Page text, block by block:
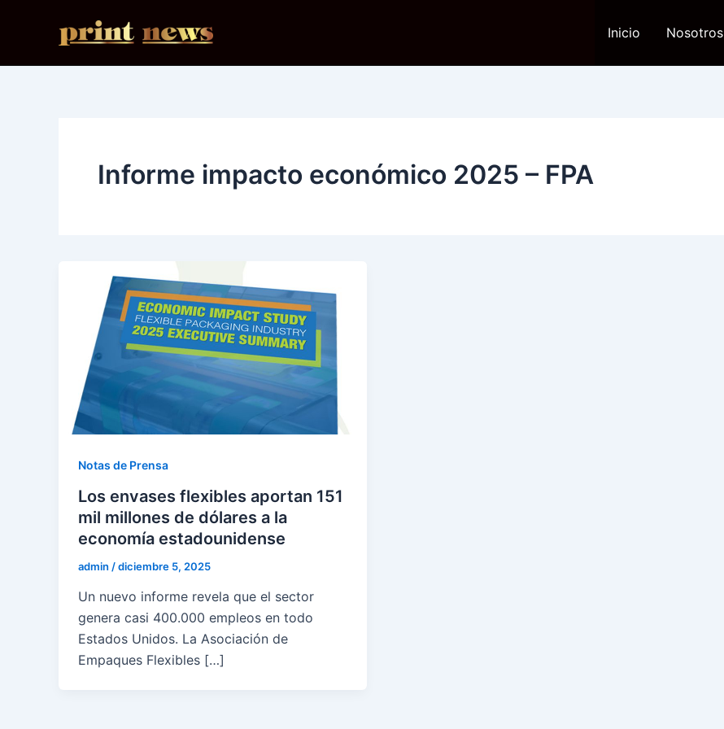
Inicio Nosotros
Informe impacto económico 2025 – FPA
Notas de Prensa
Los envases flexibles aportan 151
mil millones de dólares a la
economía estadounidense
admin /diciembre 5, 2025
Un nuevo informe revela que el sector
genera casi 400.000 empleos en todo
Estados Unidos. La Asociación de
Empaques Flexibles […]